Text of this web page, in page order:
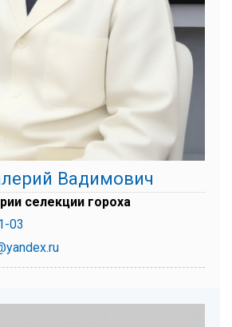
Вадимович
селекции гороха
03